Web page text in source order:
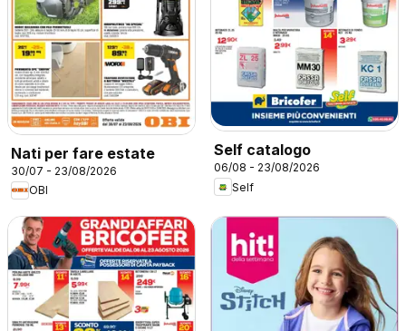
Nati per fare estate
30/07 - 23/08/2026
OBI
Self catalogo
06/08 - 23/08/2026
Self